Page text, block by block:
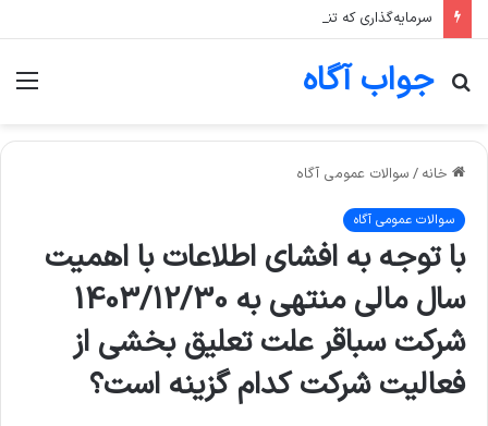
جواب آگاه
جستجو
خانه / سوالات عمومی آگاه
سوالات عمومی آگاه
با توجه به افشای اطلاعات با اهمیت
سال مالی منتهی به 1403/12/30
شرکت سباقر علت تعلیق بخشی از
فعالیت شرکت کدام گزینه است؟